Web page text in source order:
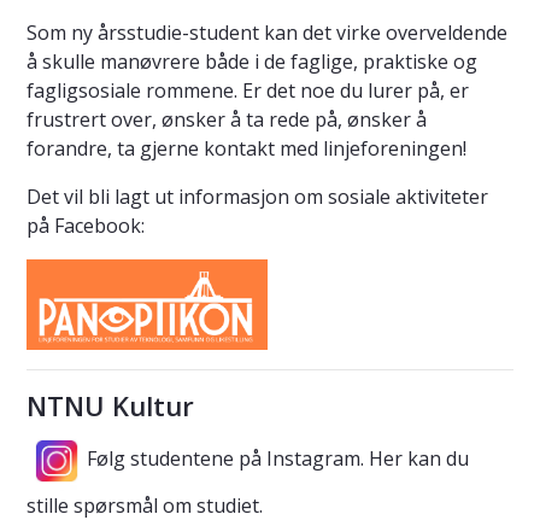
Som ny årsstudie-student kan det virke overveldende
å skulle manøvrere både i de faglige, praktiske og
fagligsosiale rommene. Er det noe du lurer på, er
frustrert over, ønsker å ta rede på, ønsker å
forandre, ta gjerne kontakt med linjeforeningen!
Det vil bli lagt ut informasjon om sosiale aktiviteter
på Facebook:
NTNU Kultur
Følg studentene på Instagram. Her kan du
stille spørsmål om studiet.